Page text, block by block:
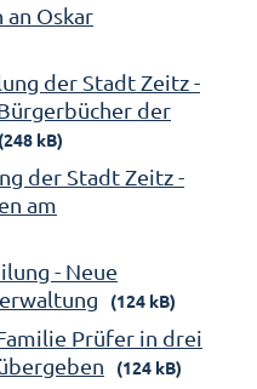
an Oskar
der Stadt Zeitz -
der
(248 kB)
der Stadt Zeitz -
am
- Neue
(124 kB)
Prüfer in drei
(124 kB)